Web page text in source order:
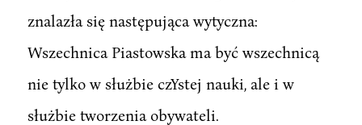
znalazła się następująca wytyczna:
Wszechnica Piastowska ma być wszechnicą
nie tylko w służbie czYstej nauki, ale i w
służbie tworzenia obywateli.